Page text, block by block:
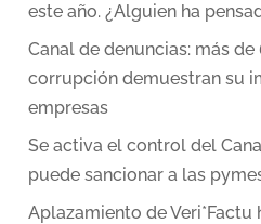
este año. ¿Alguien ha
Canal de denuncias: más
corrupción demuestran su
empresas
Se activa el control del
puede sancionar a las
Aplazamiento de Veri*Factu